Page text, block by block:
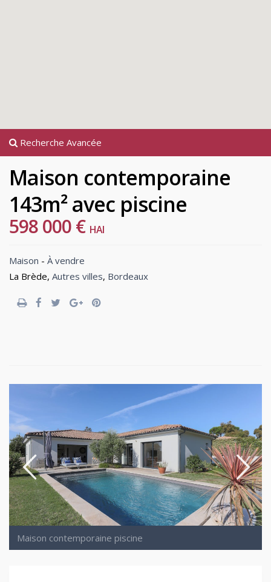
Recherche Avancée
Maison contemporaine
143m² avec piscine
598 000 € HAI
Maison - À vendre
La Brède, Autres villes, Bordeaux
Maison contemporaine piscine